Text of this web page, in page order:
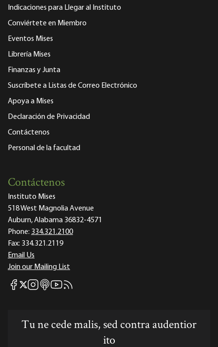
Indicaciones para Llegar al Instituto
Conviértete en Miembro
Eventos Mises
Librería Mises
Finanzas y Junta
Suscríbete a Listas de Correo Electrónico
Apoya a Mises
Declaración de Privacidad
Contáctenos
Personal de la facultad
Contáctenos
Instituto Mises
518 West Magnolia Avenue
Auburn, Alabama 36832-4571
Phone: 334.321.2100
Fax: 334.321.2119
Email Us
Join our Mailing List
Mises Facebook
Mises X
Mises Instagram
Mises itunes
Mises Youtube
Mises RSS feed
Tu ne cede malis, sed contra audentior
ito